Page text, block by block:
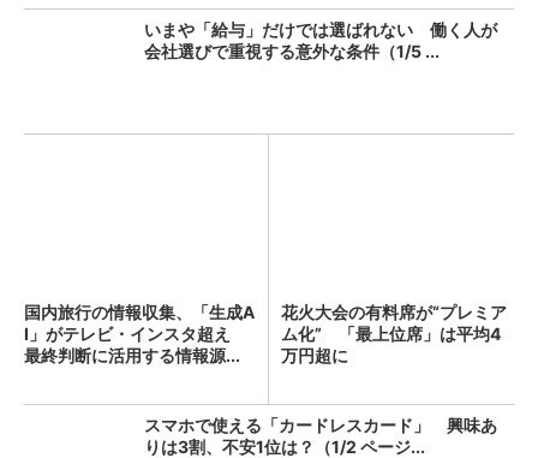
いまや「給与」だけでは選ばれない 働く人が
会社選びで重視する意外な条件（1/5 ...
国内旅行の情報収集、「生成A
I」がテレビ・インスタ超え
最終判断に活用する情報源...
花火大会の有料席が“プレミア
ム化” 「最上位席」は平均4
万円超に
スマホで使える「カードレスカード」 興味あ
りは3割、不安1位は？（1/2 ページ...